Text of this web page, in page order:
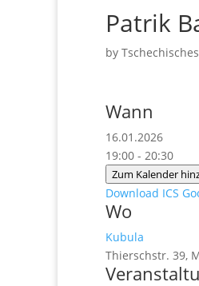
Patrik
by
Wann
16.01.2026
19:00 - 20:30
Zum Kalender
Download ICS
Wo
Kubula
Thierschstr. 39,